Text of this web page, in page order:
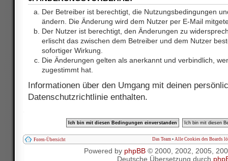
Der Betreiber ist berechtigt, die Nutzungsbedingungen
ändern. Die Änderung wird dem Nutzer per E-Mail
Der Nutzer ist berechtigt, den Änderungen zu
erlischt das zwischen dem Betreiber und dem Nutzer
sofortiger Wirkung.
Die Änderungen gelten als anerkannt und verbindlich,
zugestimmt hat.
Informationen über den Umgang mit deinen
Datenschutzrichtlinie enthalten.
Foren-Übersicht Das Team • Alle Cookies des Boards
Powered by phpBB© 2000, 2002, 2005,
Deutsche Übersetzung durch